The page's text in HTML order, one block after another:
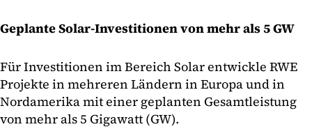
Geplante Solar-Investitionen von mehr als 5 GW
Für Investitionen im Bereich Solar entwickle RWE
Projekte in mehreren Ländern in Europa und in
Nordamerika mit einer geplanten Gesamtleistung
von mehr als 5 Gigawatt (GW).